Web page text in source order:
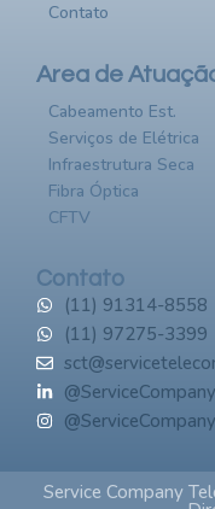
Contato
Area de
Cabeamento Est.
Serviços de Elétrica​
Infraestrutura Seca​
Fibra Óptica​
CFTV​
Contato
(11) 91314-8558
(11) 97275-3399
Service Company